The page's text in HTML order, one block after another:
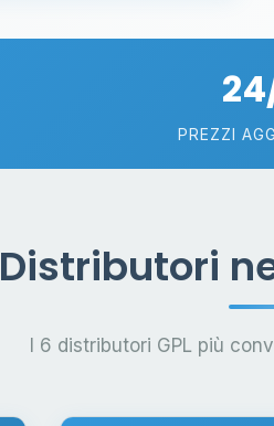
PREZZI
Distributori
I 6 distributori GPL più